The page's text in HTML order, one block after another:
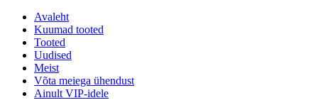
Avaleht
Kuumad tooted
Tooted
Uudised
Meist
Võta meiega ühendust
Ainult VIP-idele